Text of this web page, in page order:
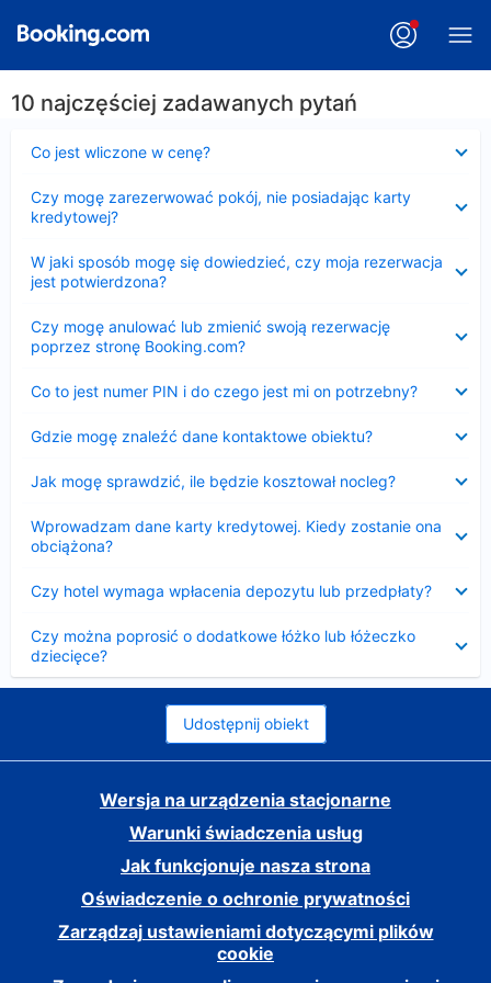
10 najczęściej zadawanych pytań
Co jest wliczone w cenę?
Czy mogę zarezerwować pokój, nie posiadając karty
kredytowej?
W jaki sposób mogę się dowiedzieć, czy moja rezerwacja
jest potwierdzona?
Czy mogę anulować lub zmienić swoją rezerwację
poprzez stronę Booking.com?
Co to jest numer PIN i do czego jest mi on potrzebny?
Gdzie mogę znaleźć dane kontaktowe obiektu?
Jak mogę sprawdzić, ile będzie kosztował nocleg?
Wprowadzam dane karty kredytowej. Kiedy zostanie ona
obciążona?
Czy hotel wymaga wpłacenia depozytu lub przedpłaty?
Czy można poprosić o dodatkowe łóżko lub łóżeczko
dziecięce?
Udostępnij obiekt
Wersja na urządzenia stacjonarne
Warunki świadczenia usług
Jak funkcjonuje nasza strona
Oświadczenie o ochronie prywatności
Zarządzaj ustawieniami dotyczącymi plików
cookie